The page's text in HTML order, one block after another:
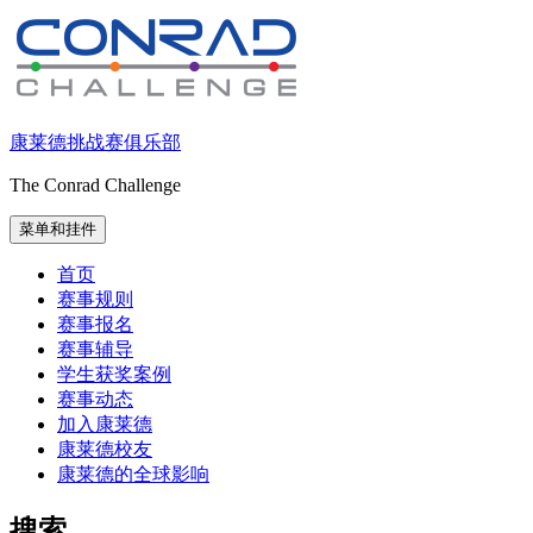
跳
至
内
容
康莱德挑战赛俱乐部
The Conrad Challenge
菜单和挂件
首页
赛事规则
赛事报名
赛事辅导
学生获奖案例
赛事动态
加入康莱德
康莱德校友
康莱德的全球影响